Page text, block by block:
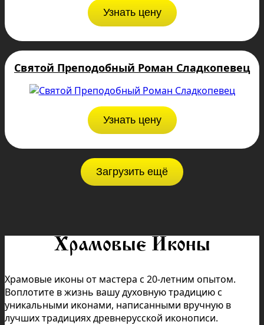
Узнать цену
Святой Преподобный Роман Сладкопевец
Узнать цену
Загрузить ещё
Храмовые Иконы
Храмовые иконы от мастера с 20-летним опытом.
Воплотите в жизнь вашу духовную традицию с
уникальными иконами, написанными вручную в
лучших традициях древнерусской иконописи.